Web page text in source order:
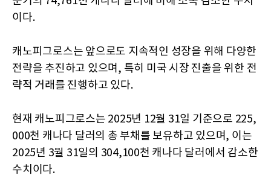
이다.
캐노피그로스는 앞으로도 지속적인 성장을 위해 다양한
전략을 추진하고 있으며, 특히 미국 시장 진출을 위한 전
략적 거래를 진행하고 있다.
현재 캐노피그로스는 2025년 12월 31일 기준으로 225,
000천 캐나다 달러의 총 부채를 보유하고 있으며, 이는
2025년 3월 31일의 304,100천 캐나다 달러에서 감소한
수치이다.